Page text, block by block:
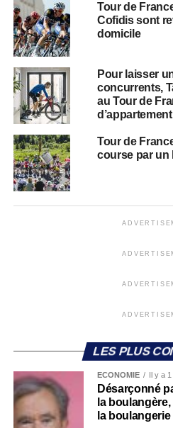
Tour de
Cofidis sont
domicile
Pour laisser
concurrents,
au Tour de
d’appartement
Tour de
course par un
LES PLUS
ECONOMIE Il y a
Désarçonné
la
la boulangerie